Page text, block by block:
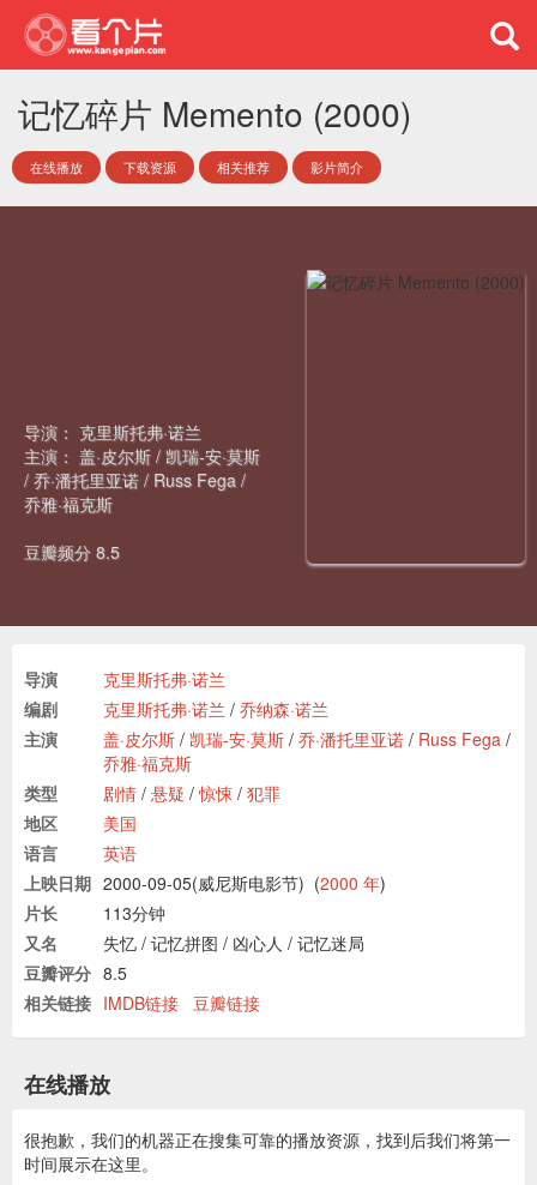
记忆碎片 Memento (2000)
在线播放 下载资源 相关推荐 影片简介
导演： 克里斯托弗·诺兰
主演： 盖·皮尔斯 /凯瑞-安·莫斯
/乔·潘托里亚诺 / Russ Fega /
乔雅·福克斯
豆瓣频分 8.5
导演
克里斯托弗·诺兰
编剧
克里斯托弗·诺兰 / 乔纳森·诺兰
主演
盖·皮尔斯 / 凯瑞-安·莫斯 / 乔·潘托里亚诺 / Russ Fega /
乔雅·福克斯
类型
剧情 / 悬疑 /惊悚 / 犯罪
地区
美国
语言
英语
上映日期 2000-09-05(威尼斯电影节) (2000 年)
片长
113分钟
又名
失忆 / 记忆拼图 / 凶心人 / 记忆迷局
豆瓣评分 8.5
相关链接 IMDB链接 豆瓣链接
在线播放
很抱歉，我们的机器正在搜集可靠的播放资源，找到后我们将第一
时间展示在这里。